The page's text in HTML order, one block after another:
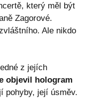
který měl být
Zagorové.
Ale nikdo
z jejích
objevil hologram
pohyby, její úsměv.